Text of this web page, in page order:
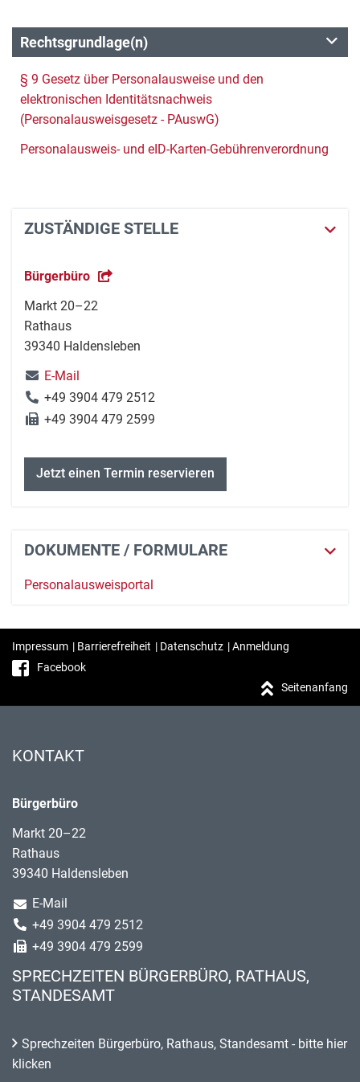
Rechtsgrundlage(n)
§ 9 Gesetz über Personalausweise und den
elektronischen Identitätsnachweis
(Personalausweisgesetz - PAuswG)
Personalausweis- und eID-Karten-Gebührenverordnung
ZUSTÄNDIGE STELLE
Bürgerbüro
Markt 20–22
Rathaus
39340 Haldensleben
E-Mail
+49 3904 479 2512
+49 3904 479 2599
Jetzt einen Termin reservieren
DOKUMENTE / FORMULARE
Personalausweisportal
Impressum | Barrierefreiheit | Datenschutz |Anmeldung
Facebook
Seitenanfang
KONTAKT
Bürgerbüro
Markt 20–22
Rathaus
39340 Haldensleben
E-Mail
+49 3904 479 2512
+49 3904 479 2599
SPRECHZEITEN BÜRGERBÜRO, RATHAUS,
STANDESAMT
Sprechzeiten Bürgerbüro, Rathaus, Standesamt - bitte hier
klicken